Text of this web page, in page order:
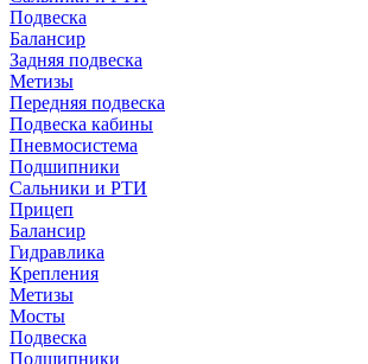
Подвеска
Балансир
Задняя подвеска
Метизы
Передняя подвеска
Подвеска кабины
Пневмосистема
Подшипники
Сальники и РТИ
Прицеп
Балансир
Гидравлика
Крепления
Метизы
Мосты
Подвеска
Подшипники